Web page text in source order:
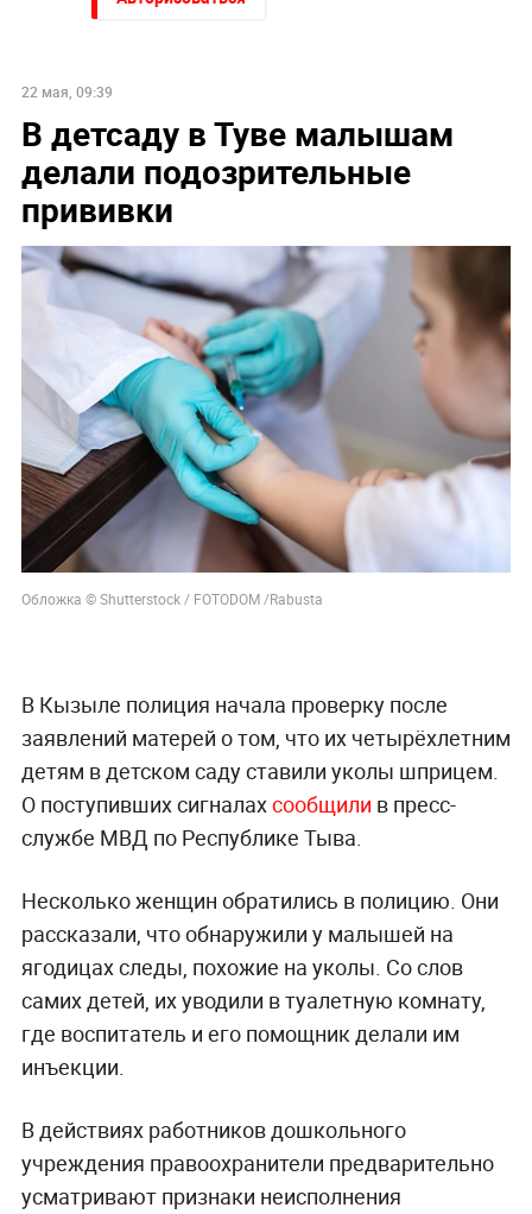
22 мая, 09:39
В детсаду в Туве малышам
делали подозрительные
прививки
Обложка © Shutterstock / FOTODOM /Rabusta
В Кызыле полиция начала проверку после
заявлений матерей о том, что их четырёхлетним
детям в детском саду ставили уколы шприцем.
О поступивших сигналахсообщили в пресс-
службе МВД по Республике Тыва.
Несколько женщин обратились в полицию. Они
рассказали, что обнаружили у малышей на
ягодицах следы, похожие на уколы. Со слов
самих детей, их уводили в туалетную комнату,
где воспитатель и его помощник делали им
инъекции.
В действиях работников дошкольного
учреждения правоохранители предварительно
усматривают признаки неисполнения